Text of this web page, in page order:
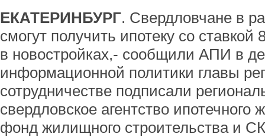
ЕКАТЕРИНБУРГ. Свердловчане в
смогут получить ипотеку со ставкой
в новостройках,- сообщили АПИ в
информационной политики главы
сотрудничестве подписали
свердловское агентство
фонд жилищного строительства и